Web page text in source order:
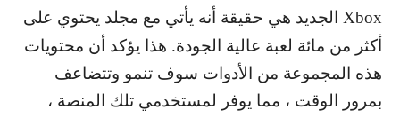
Xbox الجديد هي حقيقة أنه يأتي مع مجلد يحتوي على
أكثر من مائة لعبة عالية الجودة. هذا يؤكد أن محتويات
هذه المجموعة من الأدوات سوف تنمو وتتضاعف
بمرور الوقت ، مما يوفر لمستخدمي تلك المنصة ،